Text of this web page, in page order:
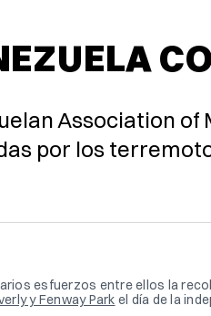
Association
por los
esfuerzos entre ellos la
y Fenway Park el día de la